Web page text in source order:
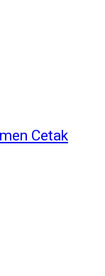
Cetak